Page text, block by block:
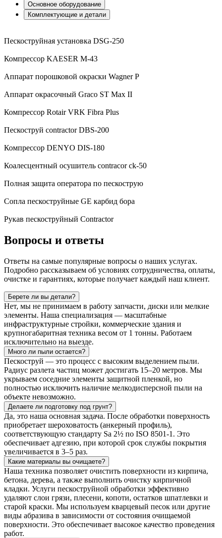
Основное оборудование
Комплектующие и детали
Пескоструйная установка DSG-250
Компрессор KAESER M-43
Аппарат порошковой окраски Wagner P
Аппарат окрасочный Graco ST Max II
Компрессор Rotair VRK Fibra Plus
Пескоструй contractor DBS-200
Компрессор DENYO DIS-180
Коалесцентный осушитель contracor ck-50
Полная защита оператора по пескострую
Сопла пескоструйные GE карбид бора
Рукав пескоструйный Contractor
Вопросы и ответы
Ответы на самые популярные вопросы о наших услугах.
Подробно рассказываем об условиях сотрудничества, оплаты,
очистке и гарантиях, которые получает каждый наш клиент.
Берете ли вы детали?
Нет, мы не принимаем в работу запчасти, диски или мелкие
элементы. Наша специализация — масштабные
инфраструктурные стройки, коммерческие здания и
крупногабаритная техника весом от 1 тонны. Работаем
исключительно на выезде.
Много ли пыли остается?
Пескоструй — это процесс с высоким выделением пыли.
Радиус разлета частиц может достигать 15–20 метров. Мы
укрываем соседние элементы защитной пленкой, но
полностью исключить наличие мелкодисперсной пыли на
объекте невозможно.
Делаете ли подготовку под грунт?
Да, это наша основная задача. После обработки поверхность
приобретает шероховатость (анкерный профиль),
соответствующую стандарту Sa 2½ по ISO 8501-1. Это
обеспечивает адгезию, при которой срок службы покрытия
увеличивается в 3–5 раз.
Какие материалы вы очищаете?
Наша техника позволяет очистить поверхности из кирпича,
бетона, дерева, а также выполнить очистку кирпичной
кладки. Услуги пескоструйной обработки эффективно
удаляют слои грязи, плесени, копоти, остатков шпатлевки и
старой краски. Мы используем кварцевый песок или другие
виды абразива в зависимости от состояния очищаемой
поверхности. Это обеспечивает высокое качество проведения
работ.